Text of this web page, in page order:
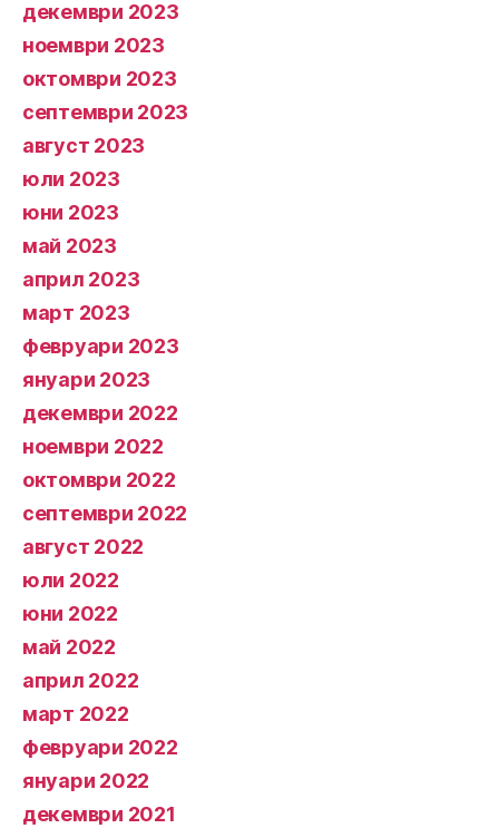
декември 2023
ноември 2023
октомври 2023
септември 2023
август 2023
юли 2023
юни 2023
май 2023
април 2023
март 2023
февруари 2023
януари 2023
декември 2022
ноември 2022
октомври 2022
септември 2022
август 2022
юли 2022
юни 2022
май 2022
април 2022
март 2022
февруари 2022
януари 2022
декември 2021